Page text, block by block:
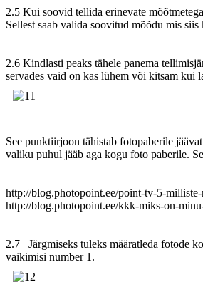
2.5 Kui soovid tellida erinevate
Sellest saab valida soovitud mõõdu mis
2.6 Kindlasti peaks tähele panema
servades vaid on kas lühem või kitsam kui
See punktiirjoon tähistab fotopaberile
valiku puhul jääb aga kogu foto paberile.
http://blog.photopoint.ee/point-tv-5-
http://blog.photopoint.ee/kkk-miks-on-
2.7 Järgmiseks tuleks määratleda fotode
vaikimisi number 1.